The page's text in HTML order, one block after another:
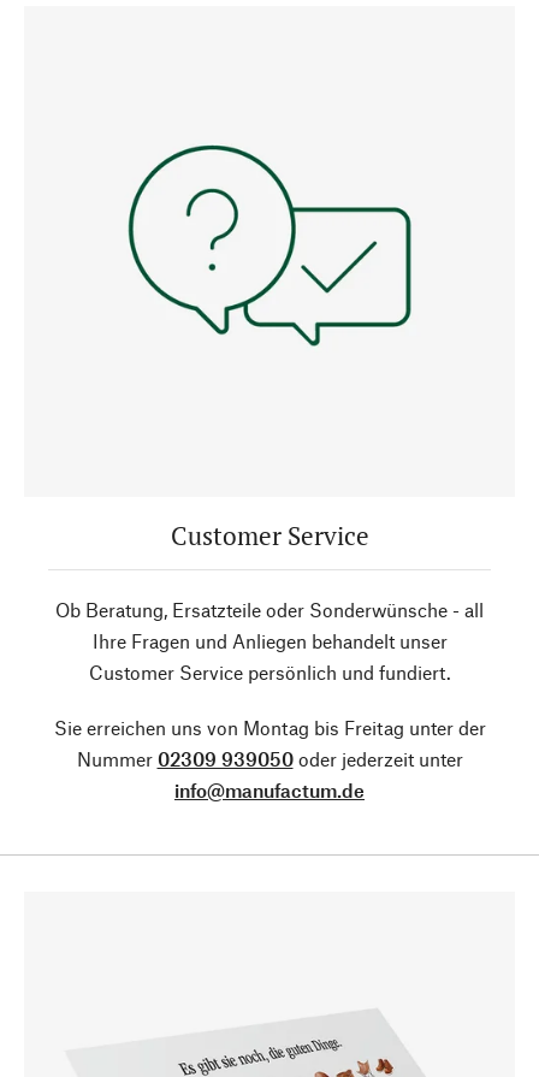
Customer Service
Ob Beratung, Ersatzteile oder Sonderwünsche - all
Ihre Fragen und Anliegen behandelt unser
Customer Service persönlich und fundiert.
Sie erreichen uns von Montag bis Freitag unter der
Nummer 02309 939050oder jederzeit unter
info@manufactum.de